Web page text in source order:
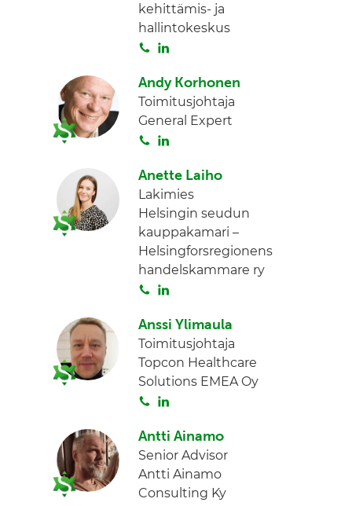
kehittämis- ja
hallintokeskus
S
i
t
a
n
k
e
n
Andy Korhonen
Toimitusjohtaja
General Expert
S
i
t
a
n
k
e
d
I
n
Anette Laiho
Lakimies
Helsingin seudun
kauppakamari –
Helsingforsregionens
handelskammare ry
S
i
t
a
n
k
e
d
Anssi Ylimaula
Toimitusjohtaja
Topcon Healthcare
Solutions EMEA Oy
S
i
t
a
n
k
e
d
Antti Ainamo
Senior Advisor
Antti Ainamo
Consulting Ky